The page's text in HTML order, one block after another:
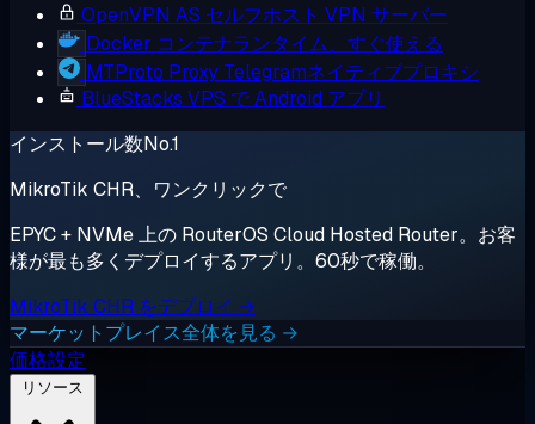
OpenVPN AS セルフホスト VPN サーバー
Docker コンテナランタイム、すぐ使える
MTProto Proxy Telegramネイティブプロキシ
BlueStacks VPS で Android アプリ
インストール数No.1
MikroTik CHR、ワンクリックで
EPYC + NVMe 上の RouterOS Cloud Hosted Router。お客
様が最も多くデプロイするアプリ。60秒で稼働。
MikroTik CHR をデプロイ →
マーケットプレイス全体を見る →
価格設定